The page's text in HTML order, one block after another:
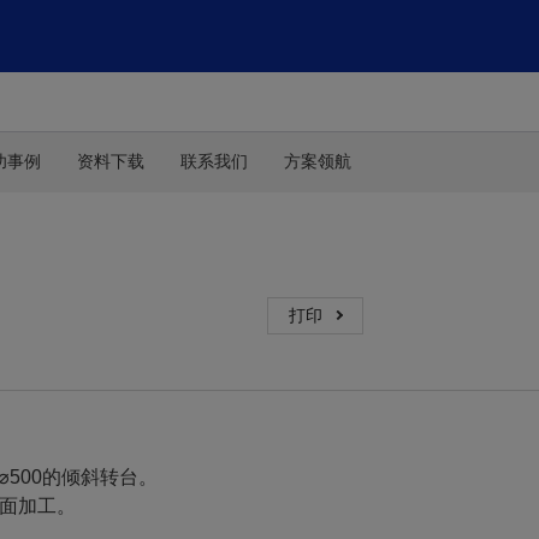
事例 资料下载 联系我们 方案领航
打印
的倾斜转台。
加工。